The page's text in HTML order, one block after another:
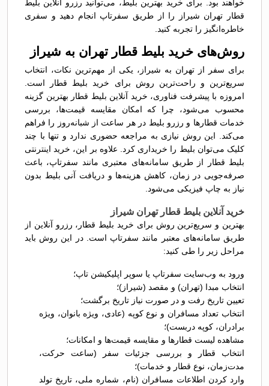
خواهند بود. برای خرید بهترین بلیط، می‌توانید رزرو آنلاین بلیط
قطار تهران شيراز را از طریق سفرتاپ انجام دهید و سفری
خاطره‌انگیز را تجربه کنید.
روش‌های خرید بلیط قطار تهران به شيراز
برای سفر از تهران به شيراز، یکی از مهم‌ترین نکات، انتخاب
سریع‌ترین و راحت‌ترین روش برای خرید بلیط قطار است.
امروزه با پیشرفت فناوری، خرید آنلاین بلیط قطار بهترین گزینه
محسوب می‌شود، چرا که امکان مقایسه قیمت‌ها، بررسی
خدمات قطارها و رزرو بلیط در هر ساعت از شبانه‌روز را فراهم
می‌کند. این روش نیازی به مراجعه حضوری ندارد و تنها با چند
کلیک می‌توان بلیط را خریداری کرد. علاوه بر این، خرید اینترنتی
بلیط قطار از طریق سامانه‌های معتبری مانند سفرتاپ، باعث
صرفه‌جویی در زمان، کاهش هزینه‌ها و دریافت آنی بلیط بدون
نیاز به چاپ فیزیکی می‌شود.
خرید آنلاین بلیط قطار تهران شيراز
بهترین و سریع‌ترین روش برای خرید بلیط قطار، رزرو آنلاین از
طریق سامانه‌های معتبر مانند سفرتاپ است. در این روش باید
مراحل زیر را طی کنید:
ورود به وب‌سایت سفرتاپ یا سوپر اپلیکیشن تاپ؛
انتخاب مبدا (تهران) و مقصد (شيراز)؛
تعیین تاریخ رفت و در صورت نیاز تاریخ برگشت؛
انتخاب تعداد مسافران و نوع کوپه (عادی، ویژه بانوان، ویژه
برادران، کوپه دربست)؛
مشاهده لیست قطارها و مقایسه قیمت‌ها و امکانات؛
انتخاب قطار و بررسی جزئیات سفر (ساعت حرکت،
مدت‌زمان، نوع قطار و خدمات)؛
وارد کردن اطلاعات مسافران (نام، شماره ملی، تاریخ تولد